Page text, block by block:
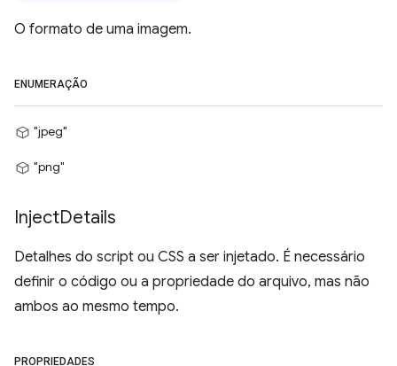
O formato de uma imagem.
ENUMERAÇÃO
"jpeg"
"png"
InjectDetails
Detalhes do script ou CSS a ser injetado. É necessário
definir o código ou a propriedade do arquivo, mas não
ambos ao mesmo tempo.
PROPRIEDADES